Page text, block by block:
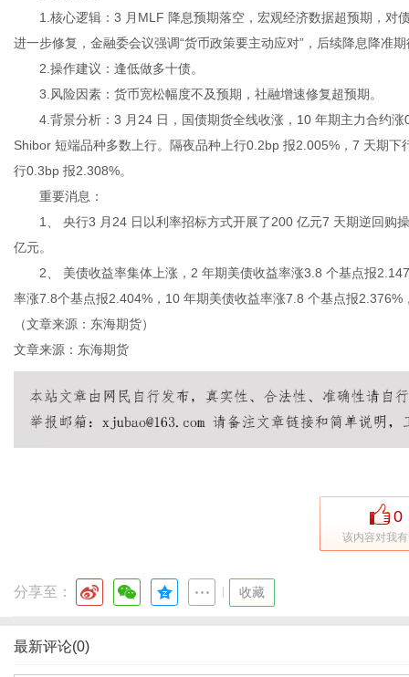
1.核心逻辑：3 月MLF 降息预期落空，宏观经济数据超预期，对
进一步修复，金融委会议强调“货币政策要主动应对”，后续降息降准
2.操作建议：逢低做多十债。
3.风险因素：货币宽松幅度不及预期，社融增速修复超预期。
4.背景分析：3 月24 日，国债期货全线收涨，10 年期主力合约涨
Shibor 短端品种多数上行。隔夜品种上行0.2bp 报2.005%，7 天期
行0.3bp 报2.308%。
重要消息：
1、 央行3 月24 日以利率招标方式开展了200 亿元7 天期逆回购
亿元。
2、 美债收益率集体上涨，2 年期美债收益率涨3.8 个基点报
率涨7.8个基点报2.404%，10 年期美债收益率涨7.8 个基点报
（文章来源：东海期货）
文章来源：东海期货
0
该内容对我
分享至： 收藏
最新评论(0)